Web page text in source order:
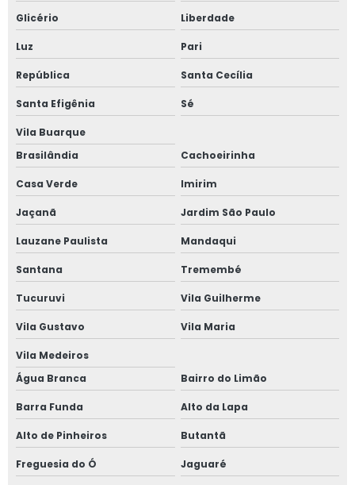
Janela alto padrão
Janela com alto padrão acústico
Janela de alumínio anti ruído com vidro duplo
Janela de alumínio anti ruído com vidro fumê
Janela de alumínio sob medida
Janela de alumínio sobreposta
Janela de alumínio sobreposta em são paulo
Janela em aluminio vidro duplo
Janela anti barulho
Janela anti barulho para residências
Janela anti ruído sobrepor
Janela anti ruído de sobrepor slim
Janela anti ruído sobreposta
Glicério Liberdade
Luz Pari
República Santa Cecília
Santa Efigênia Sé
Vila Buarque
Brasilândia
Cachoeirinha
Casa Verde Imirim
Jaçanã Jardim São Paulo
Lauzane Paulista Mandaqui
Santana Tremembé
Tucuruvi Vila Guilherme
Vila Gustavo Vila Maria
Vila Medeiros
Água Branca
Bairro do Limão
Barra Funda Alto da Lapa
Alto de Pinheiros Butantã
Freguesia do Ó Jaguaré